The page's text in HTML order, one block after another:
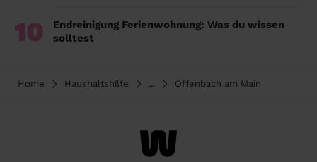
10
Endreinigung Ferienwohnung: Was du wissen
solltest
Home Haushaltshilfe ... Offenbach am Main